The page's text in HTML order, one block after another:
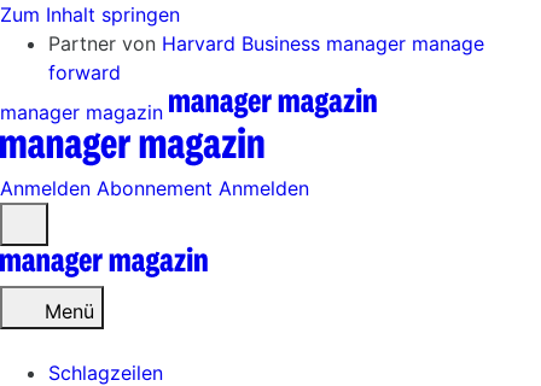
Zum Inhalt springen
Partner von Harvard Business manager manage
forward
manager magazin
Anmelden Abonnement Anmelden
öffnen
Menü
Schlagzeilen